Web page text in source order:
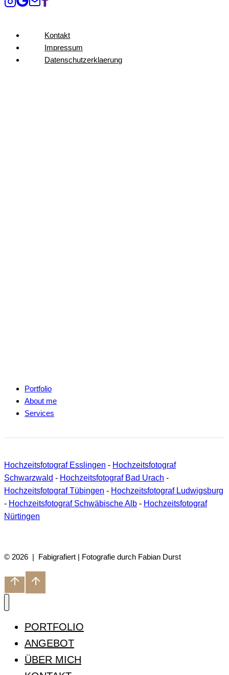
Kontakt
Impressum
Datenschutzerklaerung
Portfolio
About me
Services
Hochzeitsfotograf Esslingen - Hochzeitsfotograf
Schwarzwald - Hochzeitsfotograf Bad Urach -
Hochzeitsfotograf Tübingen - Hochzeitsfotograf Ludwigsburg
- Hochzeitsfotograf Schwäbische Alb - Hochzeitsfotograf
Nürtingen
© 2026 | Fabigrafiert | Fotografie durch Fabian Durst
PORTFOLIO
ANGEBOT
ÜBER MICH